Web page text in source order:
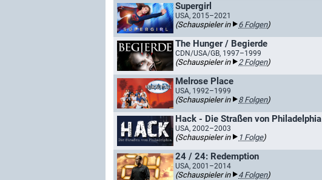
Supergirl
USA, 2015–2021
(Schauspieler in 6 Folgen)
The Hunger / Begierde
CDN/USA/GB, 1997–1999
(Schauspieler in 2 Folgen)
Melrose Place
USA, 1992–1999
(Schauspieler in 8 Folgen)
Hack - Die Straßen von Philadelphia
USA, 2002–2003
(Schauspieler in 1 Folge)
24 / 24: Redemption
USA, 2001–2014
(Schauspieler in 4 Folgen)